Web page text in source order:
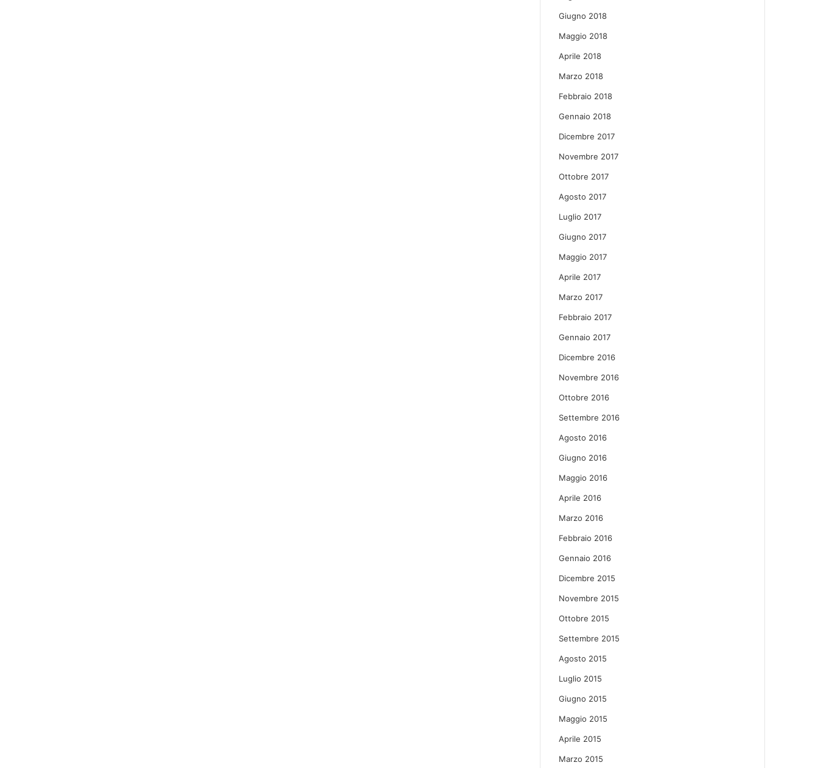
Giugno 2018
Maggio 2018
Aprile 2018
Marzo 2018
Febbraio 2018
Gennaio 2018
Dicembre 2017
Novembre 2017
Ottobre 2017
Agosto 2017
Luglio 2017
Giugno 2017
Maggio 2017
Aprile 2017
Marzo 2017
Febbraio 2017
Gennaio 2017
Dicembre 2016
Novembre 2016
Ottobre 2016
Settembre 2016
Agosto 2016
Giugno 2016
Maggio 2016
Aprile 2016
Marzo 2016
Febbraio 2016
Gennaio 2016
Dicembre 2015
Novembre 2015
Ottobre 2015
Settembre 2015
Agosto 2015
Luglio 2015
Giugno 2015
Maggio 2015
Aprile 2015
Marzo 2015